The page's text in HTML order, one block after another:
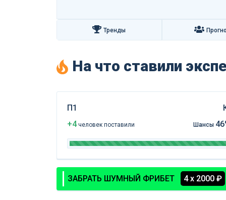
Тренды
На что ставили
П1
+4 человек поставили Шансы
ЗАБРАТЬ ШУМНЫЙ ФРИБЕТ 4 х 2000 ₽